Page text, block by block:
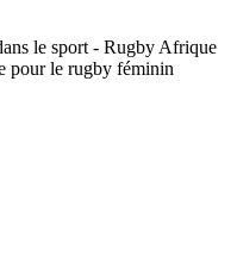
le sport - Rugby Afrique
pour le rugby féminin